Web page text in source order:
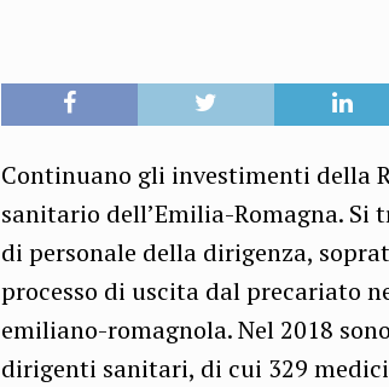
Continuano gli investimenti della
sanitario dell’Emilia-Romagna.
di personale della dirigenza,
processo di uscita dal precariato
emiliano-romagnola. Nel 2018
dirigenti sanitari, di cui 329